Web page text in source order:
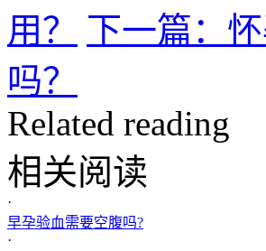
用？
下一篇：
吗？
Related reading
相关阅读
·
早孕验血需要空腹吗?
·